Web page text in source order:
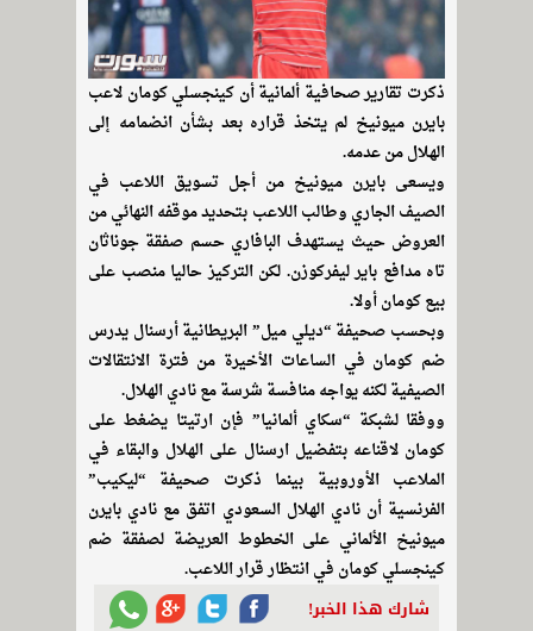
ذكرت تقارير صحافية ألمانية أن كينجسلي كومان لاعب
بايرن ميونيخ لم يتخذ قراره بعد بشأن انضمامه إلى
الهلال من عدمه.
ويسعى بايرن ميونيخ من أجل تسويق اللاعب في
الصيف الجاري وطالب اللاعب بتحديد موقفه النهائي من
العروض حيث يستهدف البافاري حسم صفقة جوناثان
تاه مدافع باير ليفركوزن. لكن التركيز حاليا منصب على
بيع كومان أولا.
وبحسب صحيفة “ديلي ميل” البريطانية أرسنال يدرس
ضم كومان في الساعات الأخيرة من فترة الانتقالات
الصيفية لكنه يواجه منافسة شرسة مع نادي الهلال.
ووفقا لشبكة “سكاي ألمانيا” فإن ارتيتا يضغط على
كومان لاقناعه بتفضيل ارسنال على الهلال والبقاء في
الملاعب الأوروبية بينما ذكرت صحيفة “ليكيب”
الفرنسية أن نادي الهلال السعودي اتفق مع نادي بايرن
ميونيخ الألماني على الخطوط العريضة لصفقة ضم
كينجسلي كومان في انتظار قرار اللاعب.
شارك هذا الخبر!